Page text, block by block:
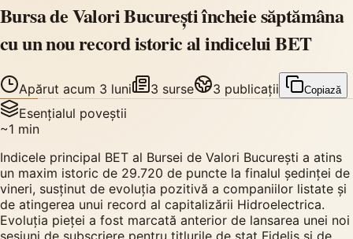
Bursa de Valori București încheie săptămâna
cu un nou record istoric al indicelui BET
Apărut acum 3 luni 3 surse 3 publicații Copiază
Esențialul poveștii
~1 min
Indicele principal BET al Bursei de Valori București a atins
un maxim istoric de 29.720 de puncte la finalul ședinței de
vineri, susținut de evoluția pozitivă a companiilor listate și
de atingerea unui record al capitalizării Hidroelectrica.
Evoluția pieței a fost marcată anterior de lansarea unei noi
sesiuni de subscriere pentru titlurile de stat Fidelis și de